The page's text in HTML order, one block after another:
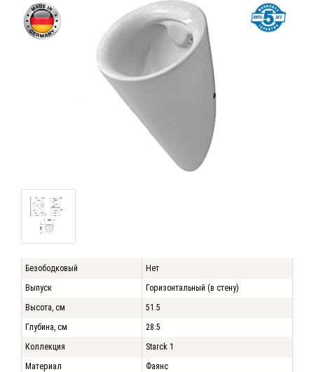
Безободковый
Нет
Выпуск
Горизонтальный (в стену)
Высота, см
51.5
Глубина, см
28.5
Коллекция
Starck 1
Материал
Фаянс